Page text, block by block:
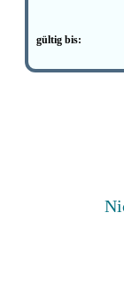
gültig bis: